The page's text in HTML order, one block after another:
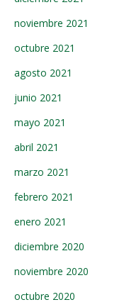
noviembre 2021
octubre 2021
agosto 2021
junio 2021
mayo 2021
abril 2021
marzo 2021
febrero 2021
enero 2021
diciembre 2020
noviembre 2020
octubre 2020